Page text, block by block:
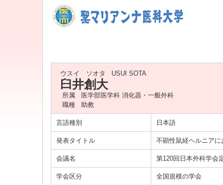
ウスイ ソオタ USUI SOTA
臼井創大
所属
医学部医学科 消化器・一般外科
職種
助教
言語種別 日本語
発表タイトル 不顕性鼠経ヘルニア
会議名 第120回日本外科学会
学会区分 全国規模の学会